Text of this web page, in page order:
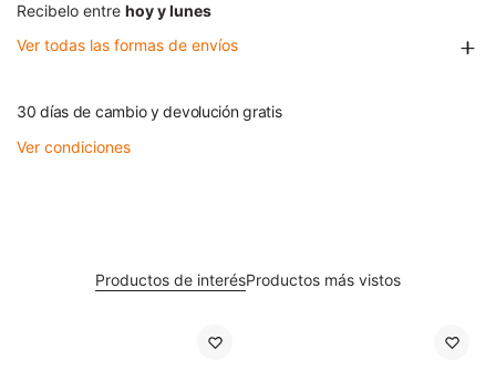
Recibelo entre hoy y lunes
Ver todas las formas de envíos
30 días de cambio y devolución gratis
Ver condiciones
Productos de interésProductos más vistos